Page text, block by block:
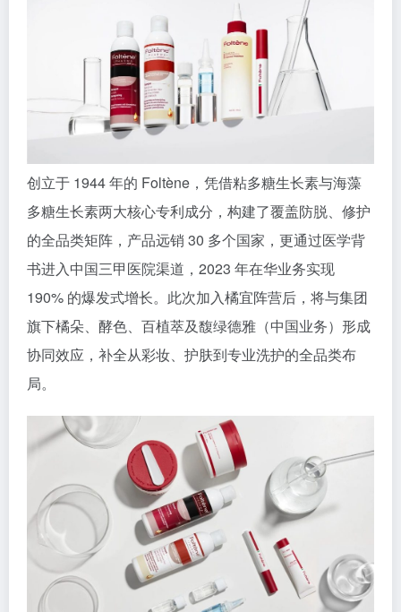
创立于 1944 年的 Foltène，凭借粘多糖生长素与海藻
多糖生长素两大核心专利成分，构建了覆盖防脱、修护
的全品类矩阵，产品远销 30 多个国家，更通过医学背
书进入中国三甲医院渠道，2023 年在华业务实现
190% 的爆发式增长。此次加入橘宜阵营后，将与集团
旗下橘朵、酵色、百植萃及馥绿德雅（中国业务）形成
协同效应，补全从彩妆、护肤到专业洗护的全品类布
局。